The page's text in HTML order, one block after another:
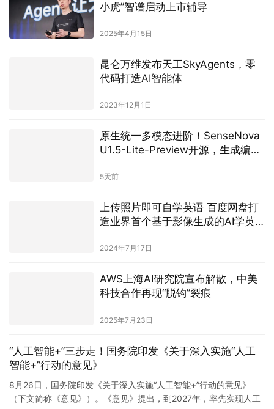
小虎”智谱启动上市辅导
2025年4月15日
昆仑万维发布天工SkyAgents，零
代码打造AI智能体
2023年12月1日
原生统一多模态进阶！SenseNova
U1.5-Lite-Preview开源，生成编辑
5天前
上传照片即可自学英语 百度网盘打
造业界首个基于影像生成的AI学英
2024年7月17日
AWS上海AI研究院宣布解散，中美
科技合作再现“脱钩”裂痕
2025年7月23日
“人工智能+”三步走！国务院印发《关于深入实施“人工
智能+”行动的意见》
8月26日，国务院印发《关于深入实施“人工智能+”行动的意见》
（下文简称《意见》）。《意见》提出，到2027年，率先实现人工